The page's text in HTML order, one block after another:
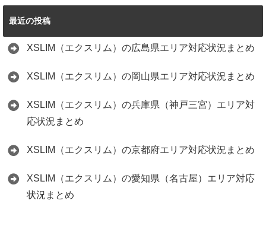
最近の投稿
XSLIM（エクスリム）の広島県エリア対応状況まとめ
XSLIM（エクスリム）の岡山県エリア対応状況まとめ
XSLIM（エクスリム）の兵庫県（神戸三宮）エリア対
応状況まとめ
XSLIM（エクスリム）の京都府エリア対応状況まとめ
XSLIM（エクスリム）の愛知県（名古屋）エリア対応
状況まとめ